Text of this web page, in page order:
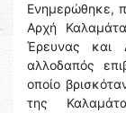
Ενημερώθηκε,
Αρχή
Έρευνας και
αλλοδαπός
οποίο
της